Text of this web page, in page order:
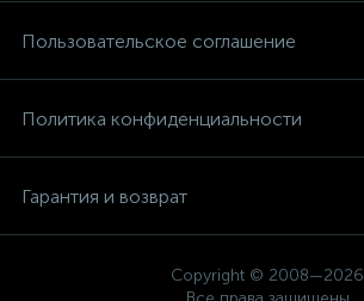
Пользовательское соглашение
Политика конфиденциальности
Гарантия и возврат
Copyright © 2008—2026